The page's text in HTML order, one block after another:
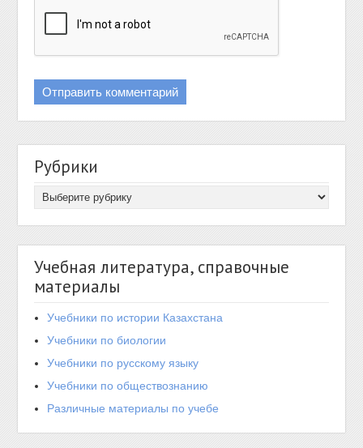
Рубрики
Учебная литература, справочные
материалы
Учебники по истории Казахстана
Учебники по биологии
Учебники по русскому языку
Учебники по обществознанию
Различные материалы по учебе